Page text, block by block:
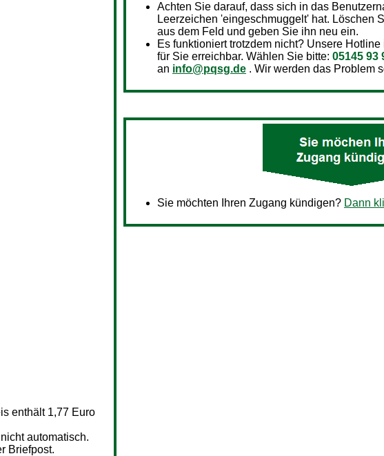
enthält 1,77 Euro
automatisch.
Briefpost.
Achten Sie darauf, dass sich in das
Leerzeichen 'eingeschmuggelt' hat. Löschen
aus dem Feld und geben Sie ihn neu ein.
Es funktioniert trotzdem nicht? Unsere
für Sie erreichbar. Wählen Sie bitte: 05145 93
an info@pqsg.de . Wir werden das Problem
Sie möchten Ihren Zugang kündigen? Dann